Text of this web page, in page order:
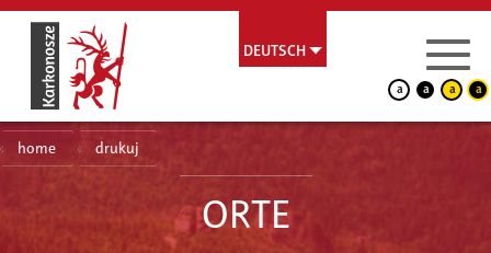
DEUTSCH
a a a a
home drukuj
ORTE